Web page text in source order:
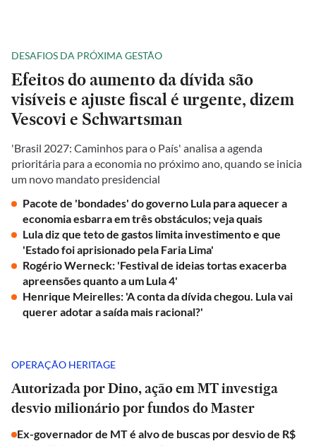
DESAFIOS DA PRÓXIMA GESTÃO
Efeitos do aumento da dívida são
visíveis e ajuste fiscal é urgente, dizem
Vescovi e Schwartsman
'Brasil 2027: Caminhos para o País' analisa a agenda
prioritária para a economia no próximo ano, quando se inicia
um novo mandato presidencial
Pacote de 'bondades' do governo Lula para aquecer a
economia esbarra em três obstáculos; veja quais
Lula diz que teto de gastos limita investimento e que
'Estado foi aprisionado pela Faria Lima'
Rogério Werneck: 'Festival de ideias tortas exacerba
apreensões quanto a um Lula 4'
Henrique Meirelles: 'A conta da dívida chegou. Lula vai
querer adotar a saída mais racional?'
OPERAÇÃO HERITAGE
Autorizada por Dino, ação em MT investiga
desvio milionário por fundos do Master
Ex-governador de MT é alvo de buscas por desvio de R$